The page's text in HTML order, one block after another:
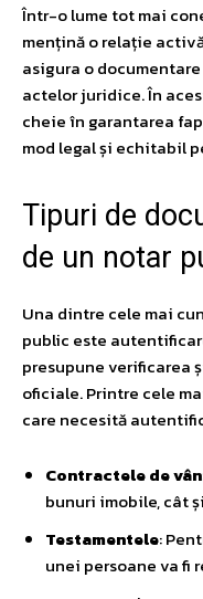
Într-o lume tot mai
mențină o relație
asigura o
actelor juridice. În
cheie în garantarea
mod legal și echitabil
Tipuri de
de un notar
Una dintre cele mai
public este
presupune verificarea
oficiale. Printre cele
care necesită
Contractele de
bunuri imobile, cât
Testamentele:
unei persoane va fi